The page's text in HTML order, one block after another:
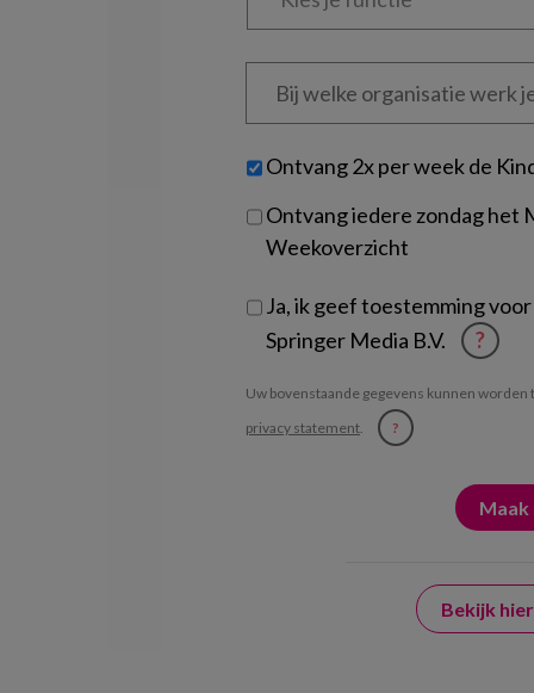
Bij
welke
je?
Untitled
Ontvang 2x per week de
Ontvang iedere zondag het
Weekoverzicht
Ja, ik geef toestemming
Springer Media B.V.
?
Uw bovenstaande gegevens kunnen
privacy statement. ?
Bekijk